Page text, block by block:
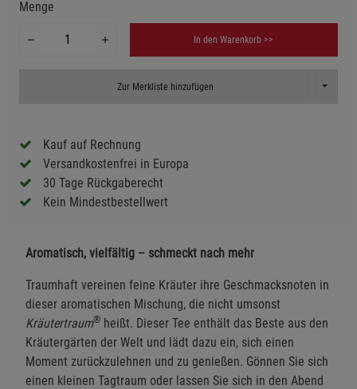
Menge
In den Warenkorb >>
Zur Merkliste hinzufügen Toggle
Kauf auf Rechnung
Versandkostenfrei in Europa
30 Tage Rückgaberecht
Kein Mindestbestellwert
Aromatisch, vielfältig – schmeckt nach mehr
Traumhaft vereinen feine Kräuter ihre Geschmacksnoten in
dieser aromatischen Mischung, die nicht umsonst
Kräutertraum® heißt. Dieser Tee enthält das Beste aus den
Kräutergärten der Welt und lädt dazu ein, sich einen
Moment zurückzulehnen und zu genießen. Gönnen Sie sich
einen kleinen Tagtraum oder lassen Sie sich in den Abend